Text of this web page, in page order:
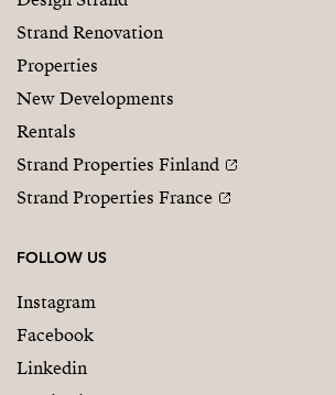
Strand Renovation
Properties
New Developments
Rentals
Strand Properties Finland
Strand Properties France
FOLLOW US
Instagram
Facebook
Linkedin